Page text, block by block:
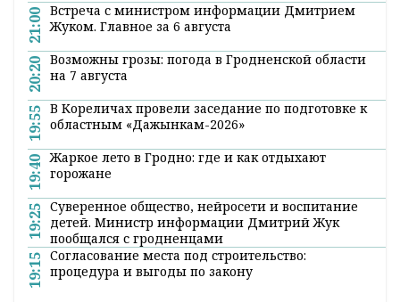
21:00 Встреча с министром информации Дмитрием
Жуком. Главное за 6 августа
20:20 Возможны грозы: погода в Гродненской области
на 7 августа
19:55 В Кореличах провели заседание по подготовке к
областным «Дажынкам-2026»
19:40 Жаркое лето в Гродно: где и как отдыхают
горожане
19:25 Суверенное общество, нейросети и воспитание
детей. Министр информации Дмитрий Жук
пообщался с гродненцами
19:15 Согласование места под строительство:
процедура и выгоды по закону